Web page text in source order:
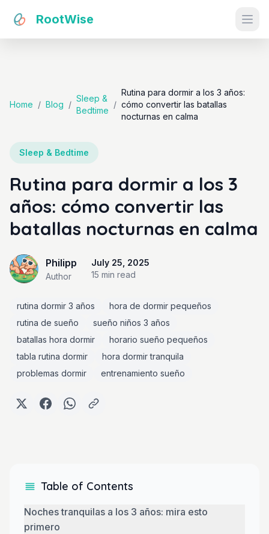
RootWise
Home / Blog /
Sleep &
Bedtime
/
Rutina para dormir a los 3 años:
cómo convertir las batallas
nocturnas en calma
Sleep & Bedtime
Rutina para dormir a los 3
años: cómo convertir las
batallas nocturnas en calma
Philipp
Author
July 25, 2025
15 min read
rutina dormir 3 años
hora de dormir pequeños
rutina de sueño
sueño niños 3 años
batallas hora dormir
horario sueño pequeños
tabla rutina dormir
hora dormir tranquila
problemas dormir
entrenamiento sueño
Table of Contents
Noches tranquilas a los 3 años: mira esto
primero